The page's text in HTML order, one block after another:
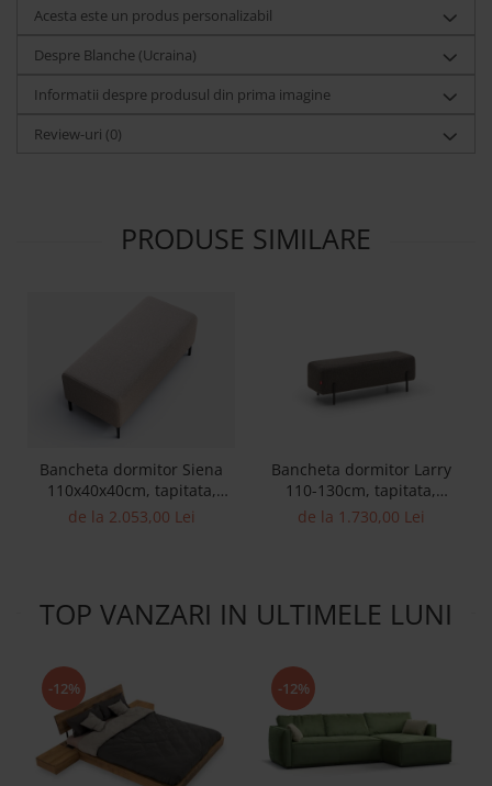
Acesta este un produs personalizabil
Despre Blanche (Ucraina)
Informatii despre produsul din prima imagine
Review-uri (0)
PRODUSE SIMILARE
Bancheta dormitor Siena
110x40x40cm, tapitata,
personalizabila, picioare
de la 2.053,00 Lei
Bancheta dormitor Larry
110-130cm, tapitata,
personalizabila, picioare
de la 1.730,00 Lei
TOP VANZARI IN ULTIMELE LUNI
-12% -12%